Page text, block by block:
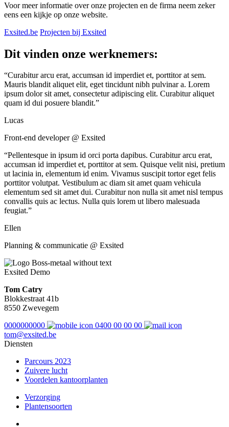
Voor meer informatie over onze projecten en de firma neem zeker
eens een kijkje op onze website.
Exsited.be Projecten bij Exsited
Dit vinden onze werknemers:
“Curabitur arcu erat, accumsan id imperdiet et, porttitor at sem.
Mauris blandit aliquet elit, eget tincidunt nibh pulvinar a. Lorem
ipsum dolor sit amet, consectetur adipiscing elit. Curabitur aliquet
quam id dui posuere blandit.”
Lucas
Front-end developer @ Exsited
“Pellentesque in ipsum id orci porta dapibus. Curabitur arcu erat,
accumsan id imperdiet et, porttitor at sem. Quisque velit nisi, pretium
ut lacinia in, elementum id enim. Vivamus suscipit tortor eget felis
porttitor volutpat. Vestibulum ac diam sit amet quam vehicula
elementum sed sit amet dui. Curabitur non nulla sit amet nisl tempus
convallis quis ac lectus. Nulla quis lorem ut libero malesuada
feugiat.”
Ellen
Planning & communicatie @ Exsited
Exsited Demo
Tom Catry
Blokkestraat 41b
8550 Zwevegem
0000000000
0400 00 00 00
tom@exsited.be
Diensten
Parcours 2023
Zuivere lucht
Voordelen kantoorplanten
Verzorging
Plantensoorten